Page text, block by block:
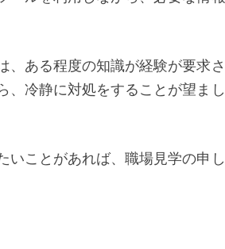
、ある程度の知識が経験が要求さ
、冷静に対処をすることが望まし
いことがあれば、職場見学の申し